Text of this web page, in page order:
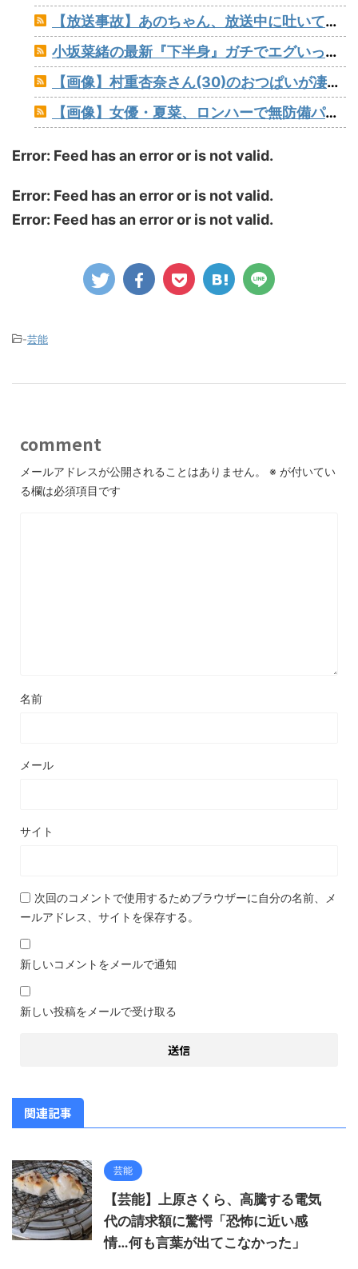
【放送事故】あのちゃん、放送中に吐いてしまう！！！
小坂菜緒の最新『下半身』ガチでエグいって・・・
【画像】村重杏奈さん(30)のおつぱいが凄いwww
【画像】女優・夏菜、ロンハーで無防備パンチラ
Error: Feed has an error or is not valid.
Error: Feed has an error or is not valid.
Error: Feed has an error or is not valid.
-芸能
comment
メールアドレスが公開されることはありません。 ※ が付いてい
る欄は必須項目です
名前
メール
サイト
次回のコメントで使用するためブラウザーに自分の名前、メ
ールアドレス、サイトを保存する。
新しいコメントをメールで通知
新しい投稿をメールで受け取る
関連記事
芸能
【芸能】上原さくら、高騰する電気
代の請求額に驚愕「恐怖に近い感
情…何も言葉が出てこなかった」